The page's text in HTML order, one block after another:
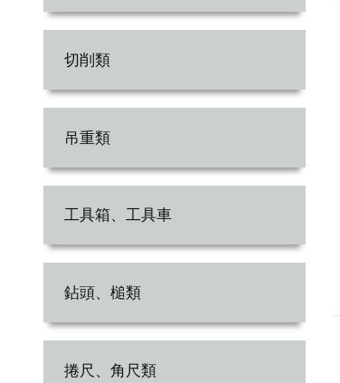
切削類
吊重類
工具箱、工具車
鉆頭、槌類
捲尺、角尺類